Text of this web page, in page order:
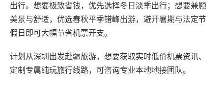
出行。想要极致省钱，优先选择冬日淡季出行；想要兼顾
美景与舒适，优选春秋平季错峰出游，避开暑期与法定节
假日即可大幅节省机票开支。
计划从深圳出发赴疆旅游，想要获取实时低价机票资讯、
定制专属纯玩旅行线路，可咨询专业本地地接团队。